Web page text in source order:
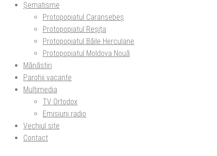
Șematisme
Protopopiatul Caransebeș
Protopopiatul Reșița
Protopopiatul Băile Herculane
Protopopiatul Moldova Nouă
Mănăstiri
Parohii vacante
Multimedia
TV Ortodox
Emisiuni radio
Vechiul site
Contact